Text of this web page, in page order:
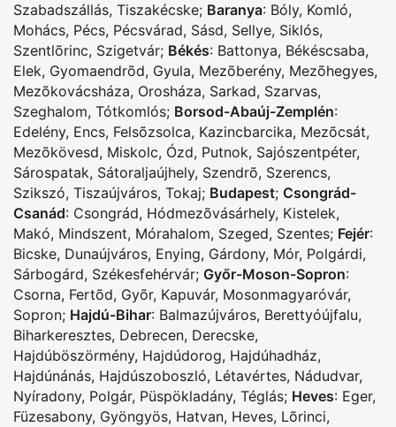
Szabadszállás, Tiszakécske; Baranya: Bóly, Komló,
Mohács, Pécs, Pécsvárad, Sásd, Sellye, Siklós,
Szentlõrinc, Szigetvár; Békés: Battonya, Békéscsaba,
Elek, Gyomaendrõd, Gyula, Mezõberény, Mezõhegyes,
Mezõkovácsháza, Orosháza, Sarkad, Szarvas,
Szeghalom, Tótkomlós; Borsod-Abaúj-Zemplén:
Edelény, Encs, Felsõzsolca, Kazincbarcika, Mezõcsát,
Mezõkövesd, Miskolc, Ózd, Putnok, Sajószentpéter,
Sárospatak, Sátoraljaújhely, Szendrõ, Szerencs,
Szikszó, Tiszaújváros, Tokaj; Budapest; Csongrád-
Csanád: Csongrád, Hódmezõvásárhely, Kistelek,
Makó, Mindszent, Mórahalom, Szeged, Szentes; Fejér:
Bicske, Dunaújváros, Enying, Gárdony, Mór, Polgárdi,
Sárbogárd, Székesfehérvár; Győr-Moson-Sopron:
Csorna, Fertõd, Gyõr, Kapuvár, Mosonmagyaróvár,
Sopron; Hajdú-Bihar: Balmazújváros, Berettyóújfalu,
Biharkeresztes, Debrecen, Derecske,
Hajdúböszörmény, Hajdúdorog, Hajdúhadház,
Hajdúnánás, Hajdúszoboszló, Létavértes, Nádudvar,
Nyíradony, Polgár, Püspökladány, Téglás; Heves: Eger,
Füzesabony, Gyöngyös, Hatvan, Heves, Lõrinci,